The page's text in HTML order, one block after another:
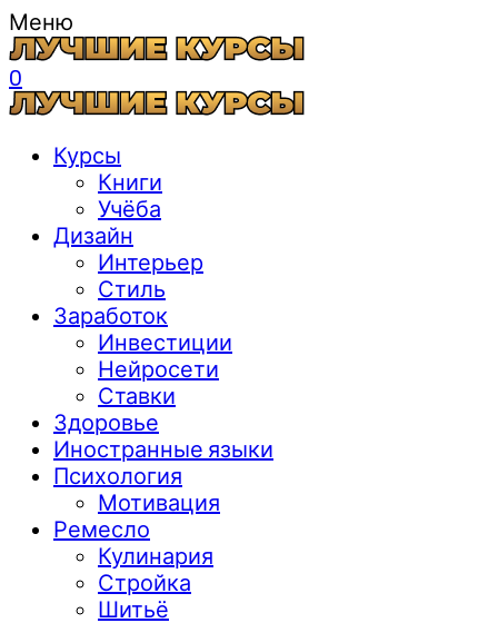
Меню
0
Курсы
Книги
Учёба
Дизайн
Интерьер
Стиль
Заработок
Инвестиции
Нейросети
Ставки
Здоровье
Иностранные языки
Психология
Мотивация
Ремесло
Кулинария
Стройка
Шитьё